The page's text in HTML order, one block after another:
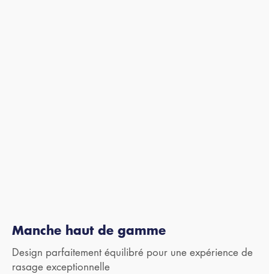
Manche haut de gamme
Design parfaitement équilibré pour une expérience de
rasage exceptionnelle